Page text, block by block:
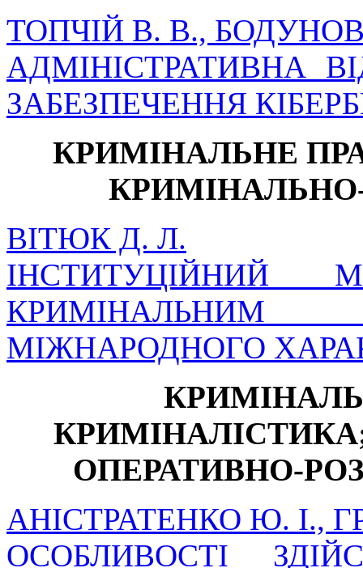
ТОПЧІЙ В. В.,
АДМІНІСТРАТИВНА
ЗАБЕЗПЕЧЕННЯ
КРИМІНАЛЬНЕ
ВІТЮК Д. Л.
ІНСТИТУЦІЙНИЙ
КРИМІНАЛЬНИМ
МІЖНАРОДНОГО
ОПЕРАТИВНО-
АНІСТРАТЕНКО Ю. І.,
ОСОБЛИВОСТІ